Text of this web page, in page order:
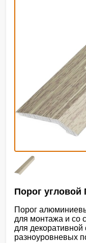
Порог угловой
Порог
для монтажа и со
для
разноуровневых